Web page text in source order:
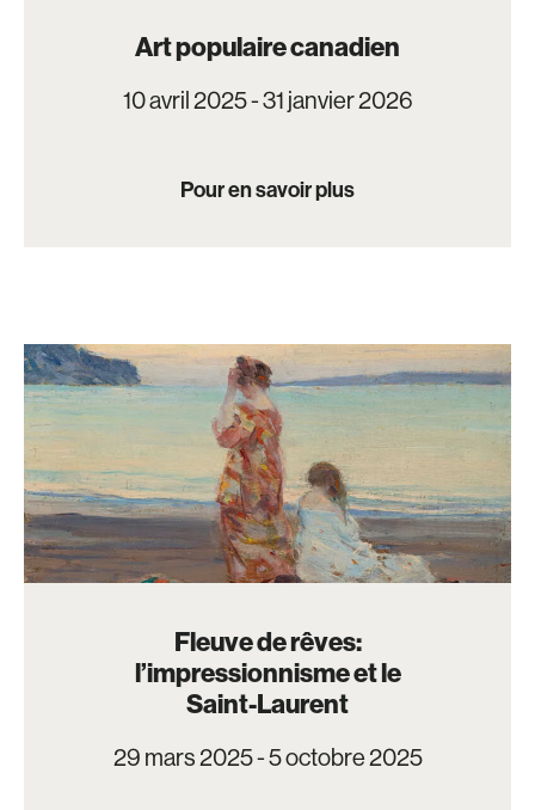
Art populaire canadien
10 avril 2025 - 31 janvier 2026
Pour en savoir plus
Fleuve de rêves:
l’impressionnisme et le
Saint-Laurent
29 mars 2025 - 5 octobre 2025